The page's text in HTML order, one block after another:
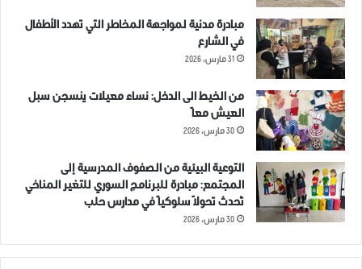
مبادرة مدنية لمواجهة المخاطر التي تهدد الأطفال
في الشارع
31 مارس، 2026
من الخيط الى الدخل: نساء معيلات ينسجن سبل
العيش معاً
30 مارس، 2026
التوعية البيئية من الصفوف المدرسية إلى
المجتمع: مبادرة للبرنامج السوري للتغير المناخي
تُحدث تحولاً سلوكياً في مدارس حلب
30 مارس، 2026